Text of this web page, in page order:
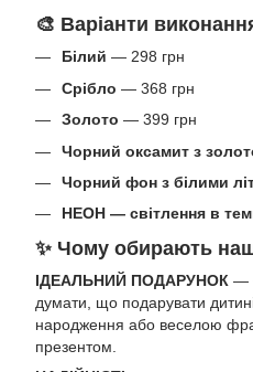
🎨 Варіанти
Білий — 298 грн
Срібло — 368 грн
Золото — 399 грн
Чорний оксамит з
Чорний фон з білими
НЕОН — світлення в
✨ Чому обирають
ІДЕАЛЬНИЙ ПОДАРУНОК —
думати, що подарувати
народження або веселою
презентом.